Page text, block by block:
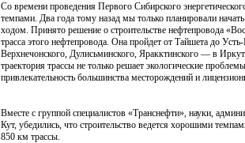
Со времени проведения Первого Сибирского
темпами. Два года тому назад мы только планировали
ходом. Принято решение о строительстве нефтепровода
трасса этого нефтепровода. Она пройдет от Тайшета до
Верхнечонского, Дулисьминского, Яракктинского — в
траектория трассы не только решает экологические
привлекательность большинства месторождений и
Вместе с группой специалистов «Транснефти», науки,
Кут, убедились, что строительство ведется хорошими
850 км трассы.